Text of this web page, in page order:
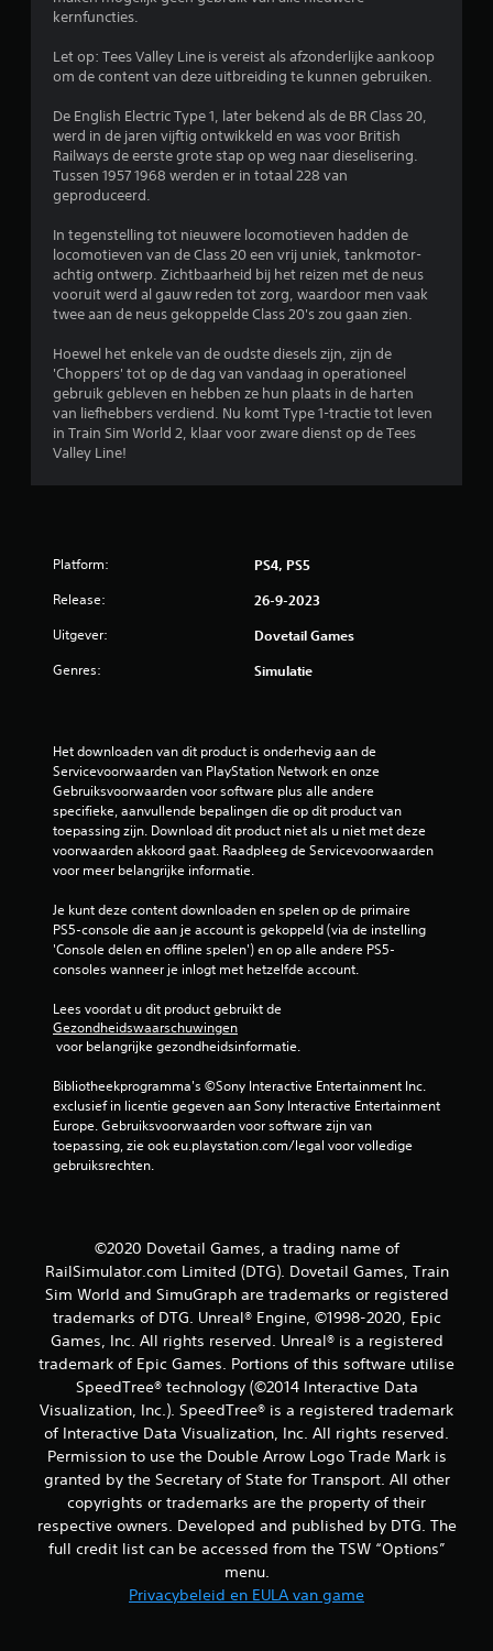
e
4
.
5
/
i
4
o
r
d
l
i
n
g
e
n
kernfuncties.
Let op: Tees Valley Line is vereist als afzonderlijke aankoop
om de content van deze uitbreiding te kunnen gebruiken.
De English Electric Type 1, later bekend als de BR Class 20,
werd in de jaren vijftig ontwikkeld en was voor British
Railways de eerste grote stap op weg naar dieselisering.
Tussen 1957 1968 werden er in totaal 228 van
geproduceerd.
In tegenstelling tot nieuwere locomotieven hadden de
locomotieven van de Class 20 een vrij uniek, tankmotor-
achtig ontwerp. Zichtbaarheid bij het reizen met de neus
vooruit werd al gauw reden tot zorg, waardoor men vaak
twee aan de neus gekoppelde Class 20's zou gaan zien.
Hoewel het enkele van de oudste diesels zijn, zijn de
'Choppers' tot op de dag van vandaag in operationeel
gebruik gebleven en hebben ze hun plaats in de harten
van liefhebbers verdiend. Nu komt Type 1-tractie tot leven
in Train Sim World 2, klaar voor zware dienst op de Tees
Valley Line!
Platform: PS4, PS5
Release: 26-9-2023
Uitgever: Dovetail Games
Genres: Simulatie
Het downloaden van dit product is onderhevig aan de
Servicevoorwaarden van PlayStation Network en onze
Gebruiksvoorwaarden voor software plus alle andere
specifieke, aanvullende bepalingen die op dit product van
toepassing zijn. Download dit product niet als u niet met deze
voorwaarden akkoord gaat. Raadpleeg de Servicevoorwaarden
voor meer belangrijke informatie.
Je kunt deze content downloaden en spelen op de primaire
PS5-console die aan je account is gekoppeld (via de instelling
'Console delen en offline spelen') en op alle andere PS5-
consoles wanneer je inlogt met hetzelfde account.
Lees voordat u dit product gebruikt de
Gezondheidswaarschuwingen
voor belangrijke gezondheidsinformatie.
Bibliotheekprogramma's ©Sony Interactive Entertainment Inc.
exclusief in licentie gegeven aan Sony Interactive Entertainment
Europe. Gebruiksvoorwaarden voor software zijn van
toepassing, zie ook eu.playstation.com/legal voor volledige
gebruiksrechten.
©2020 Dovetail Games, a trading name of
RailSimulator.com Limited (DTG). Dovetail Games, Train
Sim World and SimuGraph are trademarks or registered
trademarks of DTG. Unreal® Engine, ©1998-2020, Epic
Games, Inc. All rights reserved. Unreal® is a registered
trademark of Epic Games. Portions of this software utilise
SpeedTree® technology (©2014 Interactive Data
Visualization, Inc.). SpeedTree® is a registered trademark
of Interactive Data Visualization, Inc. All rights reserved.
Permission to use the Double Arrow Logo Trade Mark is
granted by the Secretary of State for Transport. All other
copyrights or trademarks are the property of their
respective owners. Developed and published by DTG. The
full credit list can be accessed from the TSW “Options”
menu.
Privacybeleid en EULA van game